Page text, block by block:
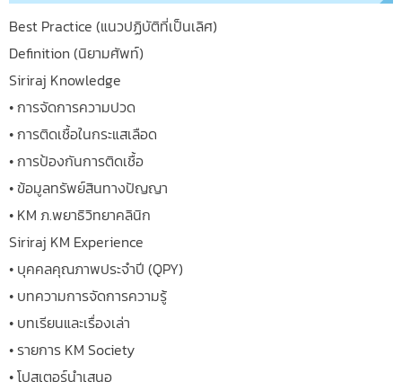
Best Practice (แนวปฏิบัติที่เป็นเลิศ)
Definition (นิยามศัพท์)
Siriraj Knowledge
• การจัดการความปวด
• การติดเชื้อในกระแสเลือด
• การป้องกันการติดเชื้อ
• ข้อมูลทรัพย์สินทางปัญญา
• KM ภ.พยาธิวิทยาคลินิก
Siriraj KM Experience
• บุคคลคุณภาพประจำปี (QPY)
• บทความการจัดการความรู้
• บทเรียนและเรื่องเล่า
• รายการ KM Society
• โปสเตอร์นำเสนอ